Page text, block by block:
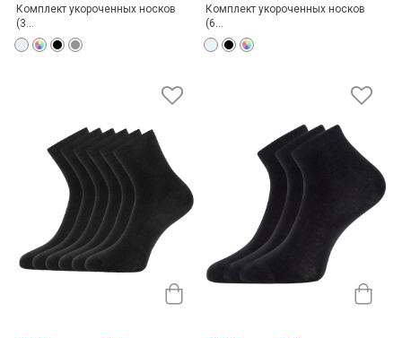
Комплект укороченных носков
(3...
Комплект укороченных носков
(6...